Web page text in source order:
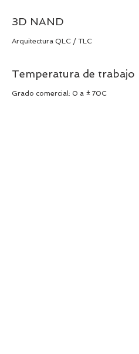
3D NAND
Arquitectura QLC / TLC
Temperatura de trabajo
Grado comercial: 0 a ± 70C